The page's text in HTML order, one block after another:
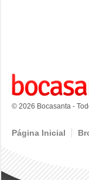
© 2026 Bocasanta -
Página Inicial